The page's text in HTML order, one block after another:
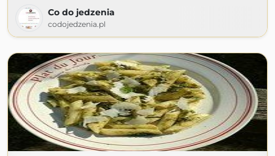
Co do jedzenia
codojedzenia.pl